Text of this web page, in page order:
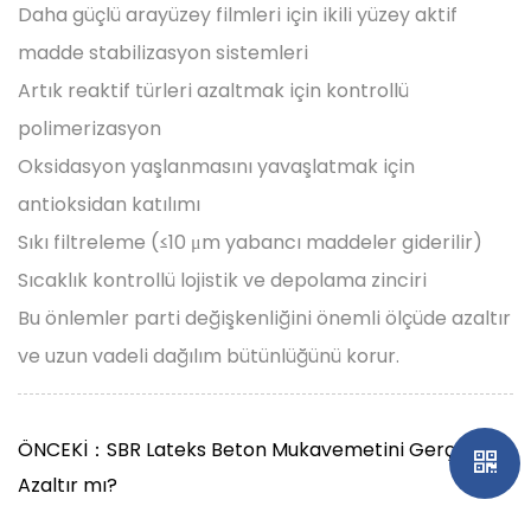
Daha güçlü arayüzey filmleri için ikili yüzey aktif
madde stabilizasyon sistemleri
Artık reaktif türleri azaltmak için kontrollü
polimerizasyon
Oksidasyon yaşlanmasını yavaşlatmak için
antioksidan katılımı
Sıkı filtreleme (≤10 μm yabancı maddeler giderilir)
Sıcaklık kontrollü lojistik ve depolama zinciri
Bu önlemler parti değişkenliğini önemli ölçüde azaltır
ve uzun vadeli dağılım bütünlüğünü korur.
ÖNCEKİ：SBR Lateks Beton Mukavemetini Gerçekten
Azaltır mı?